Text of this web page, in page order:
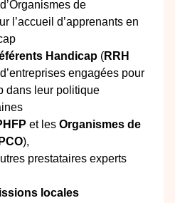
de
l’accueil d’apprenants en
Handicap (RRH
engagées pour
dans leur politique
et les Organismes de
),
prestataires experts
locales